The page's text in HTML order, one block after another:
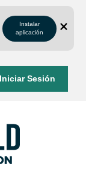
Instalar
aplicación
Iniciar Sesión